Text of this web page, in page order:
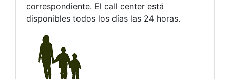
correspondiente. El call center está
disponibles todos los días las 24 horas.